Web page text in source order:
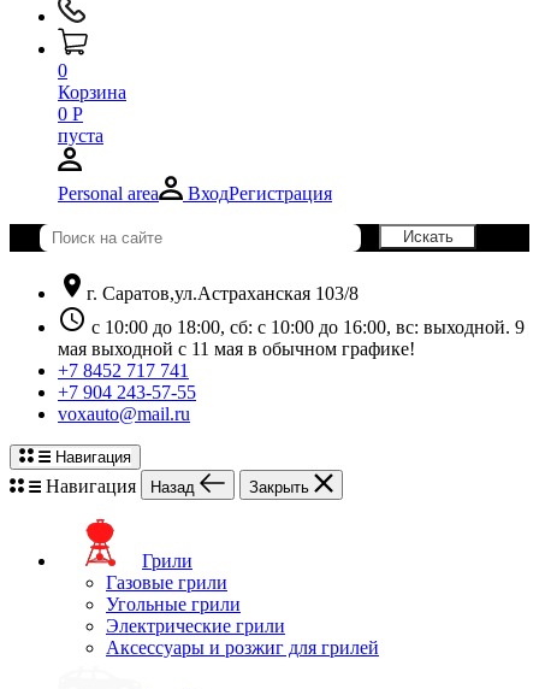
0
Корзина
0 Р
пуста
Personal area ВходРегистрация
location_on г. Саратов,ул.Астраханская 103/8
schedule с 10:00 до 18:00, сб: с 10:00 до 16:00, вс: выходной. 9
мая выходной с 11 мая в обычном графике!
+7 8452 717 741
+7 904 243-57-55
voxauto@mail.ru
Навигация
Навигация Назад Закрыть
Грили
Газовые грили
Угольные грили
Электрические грили
Аксессуары и розжиг для грилей